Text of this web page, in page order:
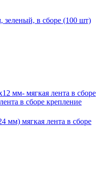
зеленый, в сборе (100 шт)
мм) мягкая лента в сборе